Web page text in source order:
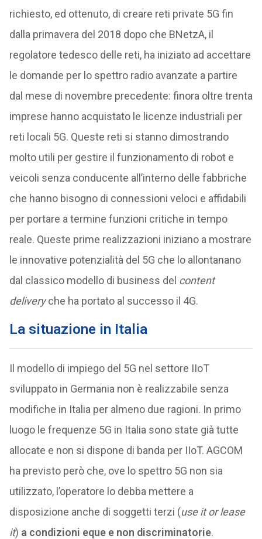
richiesto, ed ottenuto, di creare reti private 5G fin
dalla primavera del 2018 dopo che BNetzA, il
regolatore tedesco delle reti, ha iniziato ad accettare
le domande per lo spettro radio avanzate a partire
dal mese di novembre precedente: finora oltre trenta
imprese hanno acquistato le licenze industriali per
reti locali 5G. Queste reti si stanno dimostrando
molto utili per gestire il funzionamento di robot e
veicoli senza conducente all’interno delle fabbriche
che hanno bisogno di connessioni veloci e affidabili
per portare a termine funzioni critiche in tempo
reale. Queste prime realizzazioni iniziano a mostrare
le innovative potenzialità del 5G che lo allontanano
dal classico modello di business del content
deliveryche ha portato al successo il 4G.
La situazione in Italia
Il modello di impiego del 5G nel settore IIoT
sviluppato in Germania non è realizzabile senza
modifiche in Italia per almeno due ragioni. In primo
luogo le frequenze 5G in Italia sono state già tutte
allocate e non si dispone di banda per IIoT. AGCOM
ha previsto però che, ove lo spettro 5G non sia
utilizzato, l’operatore lo debba mettere a
disposizione anche di soggetti terzi (use it or lease
it) a condizioni eque e non discriminatorie.